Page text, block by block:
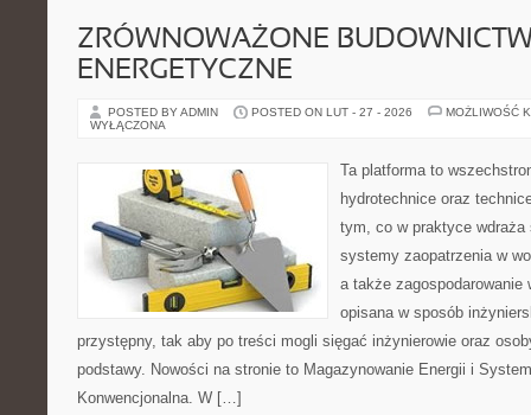
ZRÓWNOWAŻONE
ENERGETYCZNE
POSTED BY ADMIN POSTED ON LUT - 27 - 2026
MOŻLIWOŚĆ
WYŁĄCZONA
Ta platforma to
hydrotechnice oraz
tym, co w praktyce
systemy zaopatrzenia w
a także zagospodarowanie
opisana w sposób
przystępny, tak aby po treści mogli sięgać inżynierowie oraz
podstawy. Nowości na stronie to Magazynowanie Energii i
Konwencjonalna. W […]